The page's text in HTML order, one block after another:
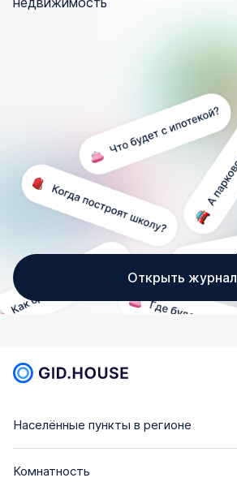
Открыть журнал
Населённые пункты в регионе
Комнатность